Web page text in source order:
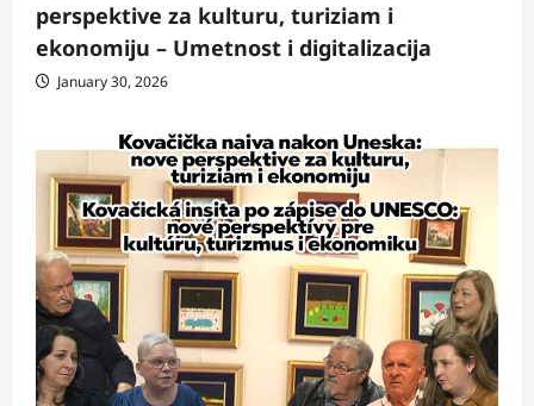
perspektive za kulturu, turiziam i
ekonomiju – Umetnost i digitalizacija
January 30, 2026